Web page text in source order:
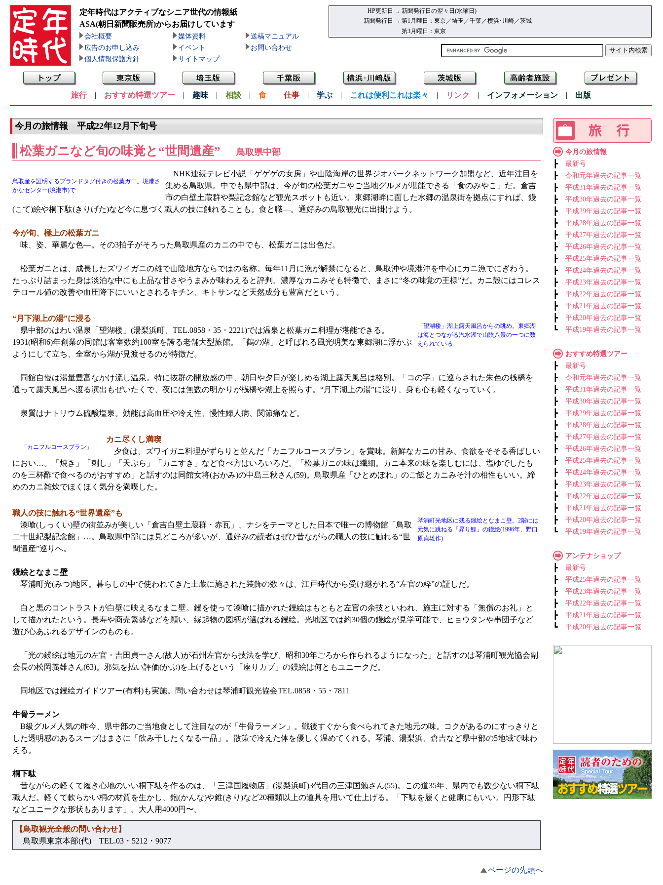
定年時代はアクティブなシニア世代の情報紙
ASA(朝日新聞販売所)からお届けしています
会社概要 媒体資料
送稿マニュアル
広告のお申し込み
イベント
お問い合わせ
個人情報保護方針
サイトマップ
HP更新日 → 新聞発行日の翌々日(水曜日)
新聞発行日 → 第1月曜日：東京／埼玉／千葉／横浜･川崎／茨城
第3月曜日：東京
旅行| おすすめ特選ツアー| 趣味| 相談| 食| 仕事| 学ぶ| これは便利これは楽々 | リンク | インフォメーション| 出版
今月の旅情報 平成22年12月下旬号
松葉ガニなど旬の味覚と“世間遺産” 鳥取県中部
鳥取産を証明するブランドタグ付きの松葉ガニ。境港さ
かなセンター(境港市)で
NHK連続テレビ小説「ゲゲゲの女房」や山陰海岸の世界ジオパークネットワーク加盟など、近年注目を
集める鳥取県。中でも県中部は、今が旬の松葉ガニやご当地グルメが堪能できる「食のみやこ」だ。倉吉
市の白壁土蔵群や梨記念館など観光スポットも近い。東郷湖畔に面した水郷の温泉街を拠点にすれば、鏝
(こて)絵や桐下駄(きりげた)など今に息づく職人の技に触れることも。食と職—。通好みの鳥取観光に出掛けよう。
今が旬、極上の松葉ガニ
味、姿、華麗な色—。その3拍子がそろった鳥取県産のカニの中でも、松葉ガニは出色だ。
松葉ガニとは、成長したズワイガニの雄で山陰地方ならではの名称。毎年11月に漁が解禁になると、鳥取沖や境港沖を中心にカニ漁でにぎわう。
たっぷり詰まった身は淡泊な中にも上品な甘さやうまみが味わえると評判。濃厚なカニみそも特徴で、まさに“冬の味覚の王様”だ。カニ殻にはコレス
テロール値の改善や血圧降下にいいとされるキチン、キトサンなど天然成分も豊富だという。
「望湖楼」湖上露天風呂からの眺め。東郷湖
は海とつながる汽水湖で山陰八景の一つに数
えられている
“月下湖上の湯”に浸る
県中部のはわい温泉「望湖楼」(湯梨浜町、TEL.0858・35・2221)では温泉と松葉ガニ料理が堪能できる。
1931(昭和6)年創業の同館は客室数約100室を誇る老舗大型旅館。「鶴の湖」と呼ばれる風光明美な東郷湖に浮かぶ
ようにして立ち、全室から湖が見渡せるのが特徴だ。
同館自慢は湯量豊富なかけ流し温泉。特に抜群の開放感の中、朝日や夕日が楽しめる湖上露天風呂は格別。「コの字」に巡らされた朱色の桟橋を
通って露天風呂へ渡る演出もぜいたくで、夜には無数の明かりが桟橋や湖上を照らす。“月下湖上の湯”に浸り、身も心も軽くなっていく。
泉質はナトリウム硫酸塩泉。効能は高血圧や冷え性、慢性婦人病、関節痛など。
「カニフルコースプラン」
カニ尽くし満喫
夕食は、ズワイガニ料理がずらりと並んだ「カニフルコースプラン」を賞味。新鮮なカニの甘み、食欲をそそる香ばしい
におい…。「焼き」「刺し」「天ぷら」「カニすき」など食べ方はいろいろだ。「松葉ガニの味は繊細。カニ本来の味を楽しむには、塩ゆでしたも
のを三杯酢で食べるのがおすすめ」と話すのは同館女将(おかみ)の中島三秋さん(59)。鳥取県産「ひとめぼれ」のご飯とカニみそ汁の相性もいい。締
めのカニ雑炊でほくほく気分を満喫した。
琴浦町光地区に残る鏝絵となまこ壁。2階には
元気に跳ねる「昇り鯉」の鏝絵(1996年、野口
原貞雄作)
職人の技に触れる“世界遺産”も
漆喰(しっくい)壁の街並みが美しい「倉吉白壁土蔵群・赤瓦」、ナシをテーマとした日本で唯一の博物館「鳥取
二十世紀梨記念館」…。鳥取県中部には見どころが多いが、通好みの読者はぜひ昔ながらの職人の技に触れる“世
間遺産”巡りへ。
鏝絵となまこ壁
琴浦町光(みつ)地区。暮らしの中で使われてきた土蔵に施された装飾の数々は、江戸時代から受け継がれる“左官の粋”の証しだ。
白と黒のコントラストが白壁に映えるなまこ壁。鏝を使って漆喰に描かれた鏝絵はもともと左官の余技といわれ、施主に対する「無償のお礼」と
して描かれたという。長寿や商売繁盛などを願い、縁起物の図柄が選ばれる鏝絵。光地区では約30個の鏝絵が見学可能で、ヒョウタンや串団子など
遊び心あふれるデザインのものも。
「光の鏝絵は地元の左官・吉田貞一さん(故人)が石州左官から技法を学び、昭和30年ごろから作られるようになった」と話すのは琴浦町観光協会副
会長の松岡義雄さん(63)。邪気を払い評価(かぶ)を上げるという「座りカブ」の鏝絵は何ともユニークだ。
同地区では鏝絵ガイドツアー(有料)も実施。問い合わせは琴浦町観光協会TEL.0858・55・7811
牛骨ラーメン
B級グルメ人気の昨今、県中部のご当地食として注目なのが「牛骨ラーメン」。戦後すぐから食べられてきた地元の味。コクがあるのにすっきりと
した透明感のあるスープはまさに「飲み干したくなる一品」。散策で冷えた体を優しく温めてくれる。琴浦、湯梨浜、倉吉など県中部の5地域で味わ
える。
桐下駄
昔ながらの軽くて履き心地のいい桐下駄を作るのは、「三津国履物店」(湯梨浜町)3代目の三津国勉さん(55)。この道35年、県内でも数少ない桐下駄
職人だ。軽くて軟らかい桐の材質を生かし、鉋(かんな)や錐(きり)など20種類以上の道具を用いて仕上げる。「下駄を履くと健康にもいい。円形下駄
などユニークな形状もあります」。大人用4000円〜。
【鳥取観光全般の問い合わせ】
鳥取県東京本部(代) TEL.03・5212・9077
ページの先頭へ
今月の旅情報
┣ 最新号
┣ 令和元年過去の記事一覧
┣ 平成31年過去の記事一覧
┣ 平成30年過去の記事一覧
┣ 平成29年過去の記事一覧
┣ 平成28年過去の記事一覧
┣ 平成27年過去の記事一覧
┣ 平成26年過去の記事一覧
┣ 平成25年過去の記事一覧
┣ 平成24年過去の記事一覧
┣ 平成23年過去の記事一覧
┣ 平成22年過去の記事一覧
┣ 平成21年過去の記事一覧
┣ 平成20年過去の記事一覧
┗ 平成19年過去の記事一覧
おすすめ特選ツアー
┣ 最新号
┣ 令和元年過去の記事一覧
┣ 平成31年過去の記事一覧
┣ 平成30年過去の記事一覧
┣ 平成29年過去の記事一覧
┣ 平成28年過去の記事一覧
┣ 平成27年過去の記事一覧
┣ 平成26年過去の記事一覧
┣ 平成25年過去の記事一覧
┣ 平成24年過去の記事一覧
┣ 平成23年過去の記事一覧
┣ 平成22年過去の記事一覧
┣ 平成21年過去の記事一覧
┣ 平成20年過去の記事一覧
┗ 平成19年過去の記事一覧
アンテナショップ
┣ 最新号
┣ 平成25年過去の記事一覧
┣ 平成23年過去の記事一覧
┣ 平成22年過去の記事一覧
┣ 平成21年過去の記事一覧
┗ 平成20年過去の記事一覧